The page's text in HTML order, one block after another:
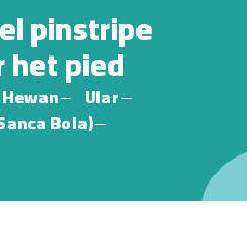
pinstripe
het pied
Ular
Bola)